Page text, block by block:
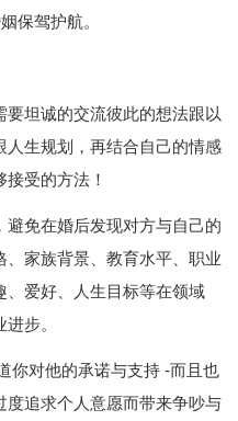
保驾护航。
坦诚的交流彼此的想法跟以
人生规划，再结合自己的情感
受的方法！
免在婚后发现对方与自己的
家族背景、教育水平、职业
、爱好、人生目标等在领域
步。
你对他的承诺与支持 -而且也
度追求个人意愿而带来争吵与